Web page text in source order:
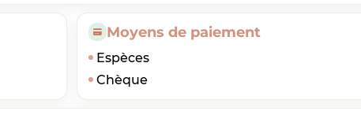
Moyens de paiement
Espèces
Chèque